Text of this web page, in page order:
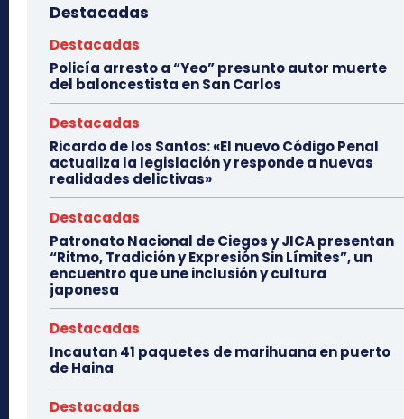
Destacadas
Destacadas
Policía arresto a “Yeo” presunto autor muerte
del baloncestista en San Carlos
Destacadas
Ricardo de los Santos: «El nuevo Código Penal
actualiza la legislación y responde a nuevas
realidades delictivas»
Destacadas
Patronato Nacional de Ciegos y JICA presentan
“Ritmo, Tradición y Expresión Sin Límites”, un
encuentro que une inclusión y cultura
japonesa
Destacadas
Incautan 41 paquetes de marihuana en puerto
de Haina
Destacadas